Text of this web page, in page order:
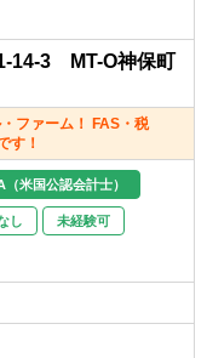
に商社、IT、不動産業
ＣＡ会計、ＴＫＣ、
14-3 MT-O神保町
ファーム！ FAS・税
す！
（米国公認会計士）
し 未経験可